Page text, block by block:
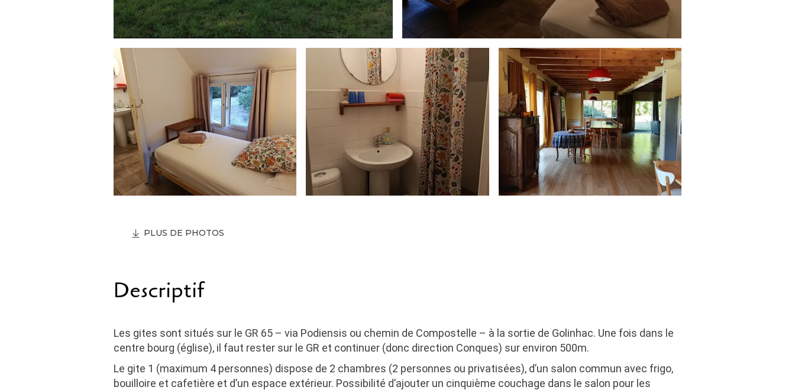
PLUS DE PHOTOS
Descriptif
Les gites sont situés sur le GR 65 – via Podiensis ou chemin de Compostelle – à la sortie de Golinhac. Une fois dans le
centre bourg (église), il faut rester sur le GR et continuer (donc direction Conques) sur environ 500m.
Le gite 1 (maximum 4 personnes) dispose de 2 chambres (2 personnes ou privatisées), d’un salon commun avec frigo,
bouilloire et cafetière et d’un espace extérieur. Possibilité d’ajouter un cinquième couchage dans le salon pour les